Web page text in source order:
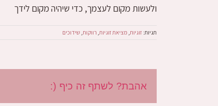
ולעשות מקום לעצמך, כדי שיהיה מקום לידך
תגיות: זוגיות, מציאת זוגיות, רווקות, שידוכים
אהבת? לשתף זה כיף (: